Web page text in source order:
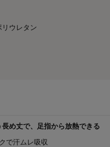
ウレタン
め丈で、足指から放熱できる
で汗ムレ吸収